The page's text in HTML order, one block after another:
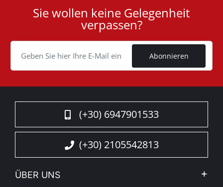
Cookie
Sie wollen keine Gelegenheit
verpassen?
Abonnieren
(+30) 6947901533
(+30) 2105542813
ÜBER UNS